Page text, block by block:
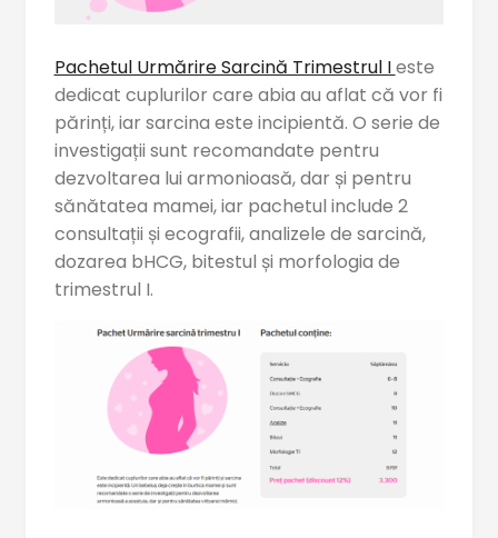
Pachetul Urmărire Sarcină Trimestrul Ieste
dedicat cuplurilor care abia au aflat că vor fi
părinți, iar sarcina este incipientă. O serie de
investigații sunt recomandate pentru
dezvoltarea lui armonioasă, dar și pentru
sănătatea mamei, iar pachetul include 2
consultații și ecografii, analizele de sarcină,
dozarea bHCG, bitestul și morfologia de
trimestrul I.